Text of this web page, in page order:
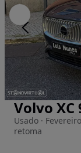
Imagem 1 de 37
Volvo XC
Usado ·
retoma